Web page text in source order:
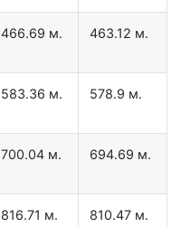
466.69 м. 463.12 м.
583.36 м. 578.9 м.
700.04 м. 694.69 м.
816.71 м. 810.47 м.